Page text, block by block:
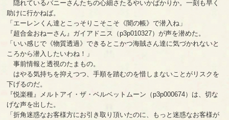
隠れているバニーさんたちの心細さたるやいかばかりか。一刻も早く
助けに行かねば。
「エーレンくん達とこっそりこそこそ《闇の帳》で潜入ね」
『超合金おねーさん』ガイアドニス（p3p010327）が声を潜めた。
「いい感じで《物質透過》できるとこかつ海賊さん達に気づかれないと
ころから潜入したいわね！」
事前情報と透視のたまもの。
はやる気持ちを抑えつつ、手順を踏むのを惜しまないことがリスクを
下げるのだ。
『悦楽種』メルトアイ・ザ・ベルベットムーン（p3p000674）は、切な
げな声を出した。
「折角迷惑なお客様方にお引き取り頂いたのに、もっと迷惑なお客様が